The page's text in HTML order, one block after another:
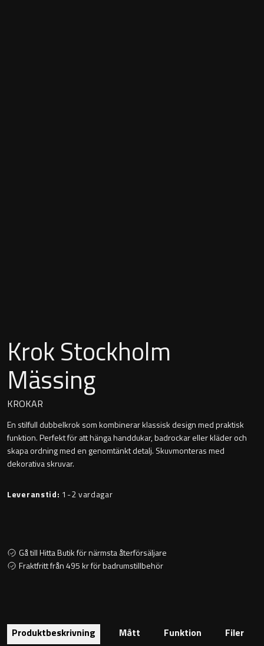
Underlimmat handfat
Handfat med piedestal
Blandare
Tvättställsblandare
Bottenventiler
Golvstående toalettstol
Stockholm
Krok Stockholm
Mässing
KROKAR
En stilfull dubbelkrok som kombinerar klassisk design med praktisk
funktion. Perfekt för att hänga handdukar, badrockar eller kläder och
skapa ordning med en genomtänkt detalj. Skuvmonteras med
dekorativa skruvar.
Leveranstid: 1-2 vardagar
Gå till Hitta Butik för närmsta återförsäljare
Fraktfritt från 495 kr för badrumstillbehör
Produktbeskrivning Mått Funktion Filer